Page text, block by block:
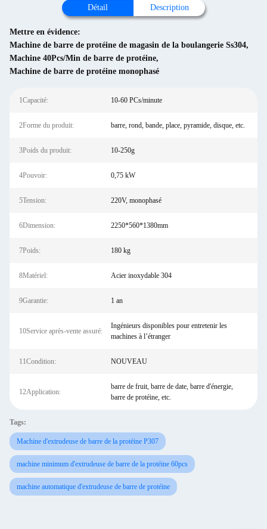
Détail Description
Mettre en évidence:
Machine de barre de protéine de magasin de la boulangerie Ss304,
Machine 40Pcs/Min de barre de protéine,
Machine de barre de protéine monophasé
1Capacité: 10-60 PCs/minute
2Forme du produit: barre, rond, bande, place, pyramide, disque, etc.
3Poids du produit: 10-250g
4Pouvoir: 0,75 kW
5Tension: 220V, monophasé
6Dimension: 2250*560*1380mm
7Poids: 180 kg
8Matériel: Acier inoxydable 304
9Garantie: 1 an
10Service après-vente assuré:
Ingénieurs disponibles pour entretenir les
machines à l’étranger
11Condition: NOUVEAU
12Application:
barre de fruit, barre de date, barre d'énergie,
barre de protéine, etc.
Tags:
Machine d'extrudeuse de barre de la protéine P307
machine minimum d'extrudeuse de barre de la protéine 60pcs
machine automatique d'extrudeuse de barre de protéine